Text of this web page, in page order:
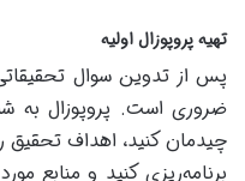
تهیه پروپوزال اولیه
پس از تدوین سوال
ضروری است. پروپوزال به
چیدمان کنید، اهداف
برنامه‌ریزی کنید و منابع